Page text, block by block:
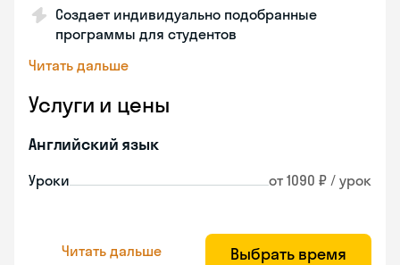
Создает индивидуально подобранные
программы для студентов
Читать дальше
Услуги и цены
Английский язык
Уроки от 1090 ₽ / урок
Читать дальше Выбрать время